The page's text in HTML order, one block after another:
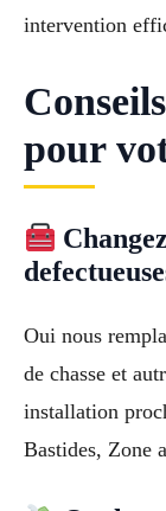
intervention
pour
Oui nous
de chasse et
installation
Bastides, Zone